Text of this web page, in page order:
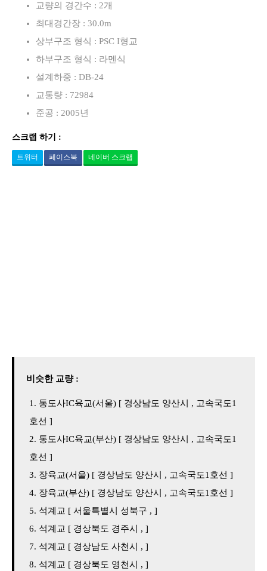
교량의 경간수 : 2개
최대경간장 : 30.0m
상부구조 형식 : PSC I형교
하부구조 형식 : 라멘식
설계하중 : DB-24
교통량 : 72984
준공 : 2005년
스크랩 하기 :
트위터 페이스북 네이버 스크랩
비슷한 교량 :
통도사IC육교(서울) [ 경상남도 양산시 , 고속국도1
호선 ]
통도사IC육교(부산) [ 경상남도 양산시 , 고속국도1
호선 ]
장육교(서울) [ 경상남도 양산시 , 고속국도1호선 ]
장육교(부산) [ 경상남도 양산시 , 고속국도1호선 ]
석계교 [ 서울특별시 성북구 , ]
석계교 [ 경상북도 경주시 , ]
석계교 [ 경상남도 사천시 , ]
석계교 [ 경상북도 영천시 , ]